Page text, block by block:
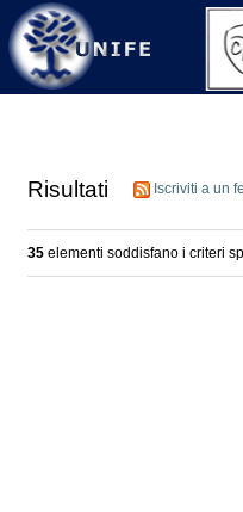
Salta
contenuti.
Salta
Strumenti
personali
Risultati Iscriviti a un
35 elementi soddisfano i criteri